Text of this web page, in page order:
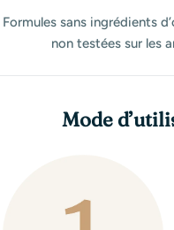
Formules sans ingrédients
non testées sur les
Mode